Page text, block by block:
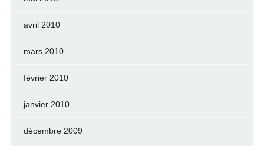
avril 2010
mars 2010
février 2010
janvier 2010
décembre 2009